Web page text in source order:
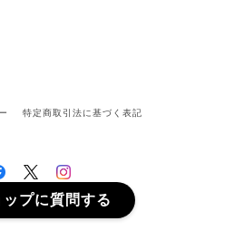
特定商取引法に基づく表記
©陶器のことり
ップに質問する